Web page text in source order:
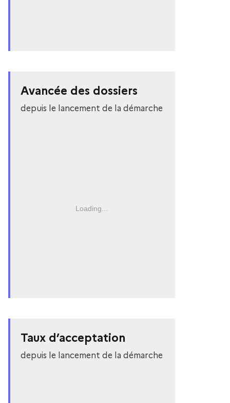
Avancée des dossiers
depuis le lancement de la démarche
Loading...
Taux d’acceptation
depuis le lancement de la démarche